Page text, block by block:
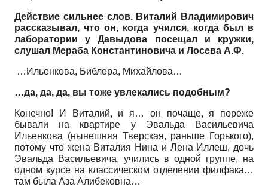
Действие сильнее слов. Виталий Владимирович
рассказывал, что он, когда учился, когда был в
лаборатории у Давыдова посещал и кружки,
слушал Мераба Константиновича и Лосева А.Ф.
…Ильенкова, Библера, Михайлова…
…да, да, да, вы тоже увлекались подобным?
Конечно! И Виталий, и я… он почаще, я пореже
бывали на квартире у Эвальда Васильевича
Ильенкова (нынешняя Тверская, раньше Горького),
потому что жена Виталия Нина и Лена Иллеш, дочь
Эвальда Васильевича, учились в одной группе, на
одном курсе на классическом отделении филфака…
там была Аза Алибековна…